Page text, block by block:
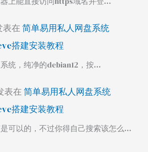
在简单易用私人网盘系统
搭建安装教程
统，纯净的debian12，按…
表在简单易用私人网盘系统
搭建安装教程
可以的，不过你得自己搜索该怎么…